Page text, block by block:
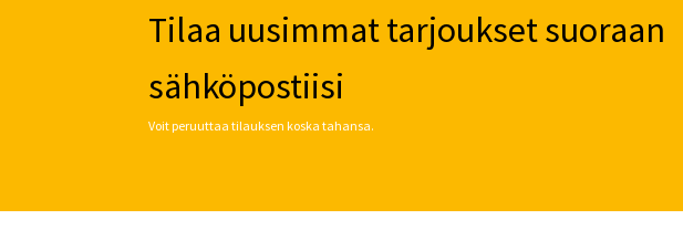
Tilaa uusimmat tarjoukset suoraan
sähköpostiisi
Voit peruuttaa tilauksen koska tahansa.